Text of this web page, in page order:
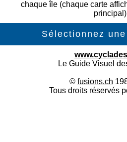
chaque île (chaque carte
Le Guide Visuel
© fusions.ch
Tous droits réservés